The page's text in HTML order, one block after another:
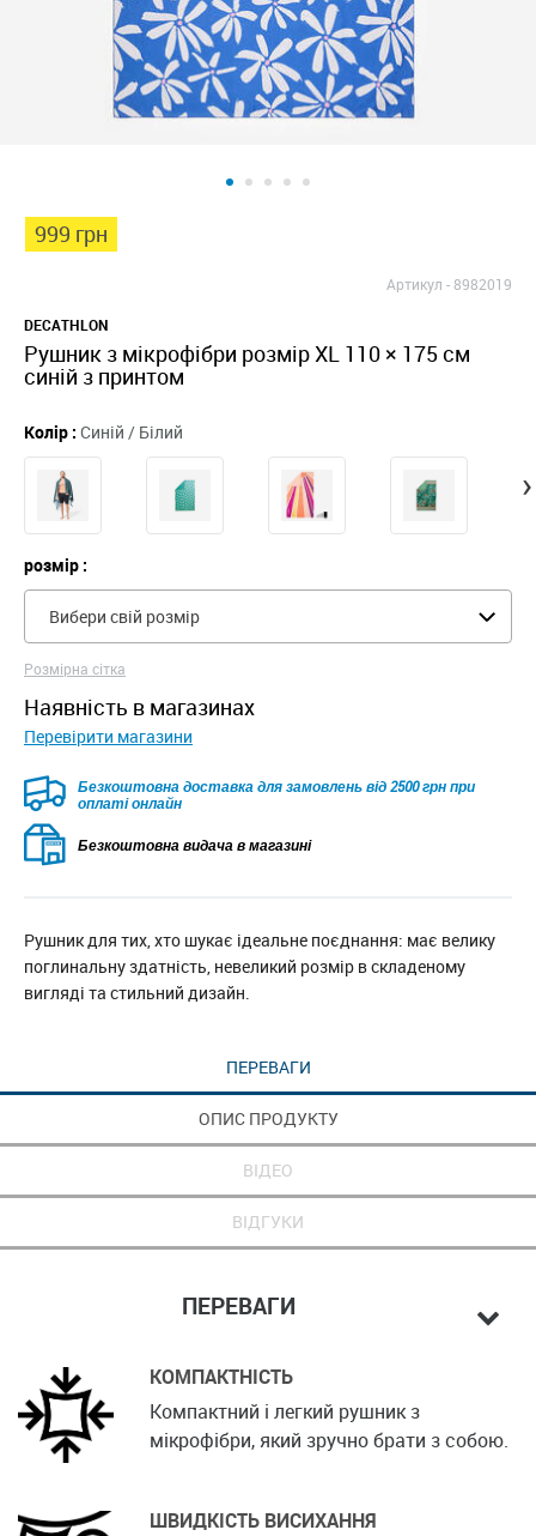
999 грн
Артикул -8982019
DECATHLON
Рушник з мікрофібри розмір XL 110 × 175 см
синій з принтом
Колір : Синій / Білий
›
розмір :
Вибери свій розмір
Розмірна сітка
наявність в магазинах
Перевірити магазини
Безкоштовна доставка для замовлень від 2500 грн при
оплаті онлайн
Безкоштовна видача в магазині
Рушник для тих, хто шукає ідеальне поєднання: має велику
поглинальну здатність, невеликий розмір в складеному
вигляді та стильний дизайн.
ПЕРЕВАГИ
ОПИС ПРОДУКТУ
ВІДЕО
ВІДГУКИ
ПЕРЕВАГИ
КОМПАКТНІСТЬ
Компактний і легкий рушник з
мікрофібри, який зручно брати з собою.
ШВИДКІСТЬ ВИСИХАННЯ